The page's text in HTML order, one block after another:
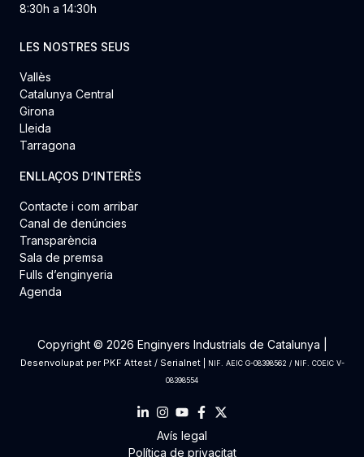
8:30h a 14:30h
LES NOSTRES SEUS
Vallès
Catalunya Central
Girona
Lleida
Tarragona
ENLLAÇOS D’INTERÈS
Contacte i com arribar
Canal de denúncies
Transparència
Sala de premsa
Fulls d’enginyeria
Agenda
Copyright © 2026 Enginyers Industrials de Catalunya |
Desenvolupat per PKF Attest/ Serialnet|
NIF. AEIC G-08398562 / NIF. COEIC V-
08398554
Avís legal
Política de privacitat